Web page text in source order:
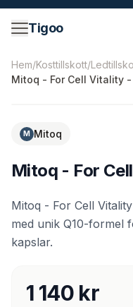
Hoppa till innehåll
Tigoo
©2026Nutri Nordic
Hem/Kosttillskott/
Mitoq - For Cell Vitality
M Mitoq
Mitoq - For
Mitoq - For Cell
med unik Q10-formel
kapslar.
1 140 kr